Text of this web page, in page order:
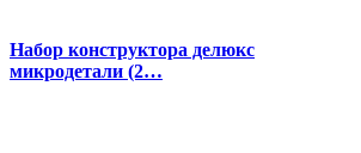
Набор конструктора делюкс
микродетали (2…